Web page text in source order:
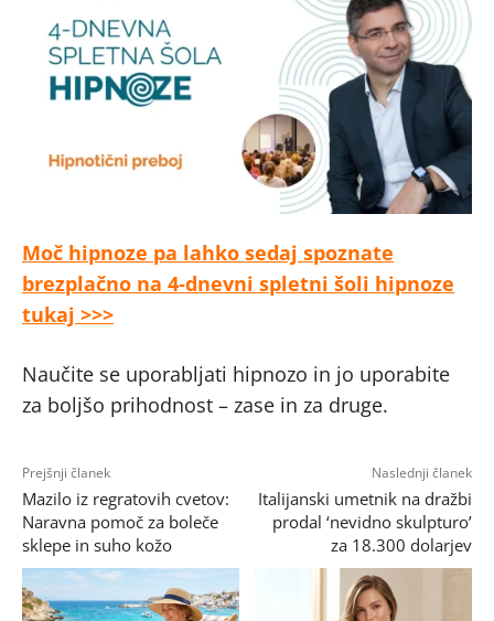
Moč hipnoze pa lahko sedaj spoznate
brezplačno na 4-dnevni spletni šoli hipnoze
tukaj >>>
Naučite se uporabljati hipnozo in jo uporabite
za boljšo prihodnost – zase in za druge.
Prejšnji članek
Mazilo iz regratovih cvetov:
Naravna pomoč za boleče
sklepe in suho kožo
Naslednji članek
Italijanski umetnik na dražbi
prodal ‘nevidno skulpturo’
za 18.300 dolarjev